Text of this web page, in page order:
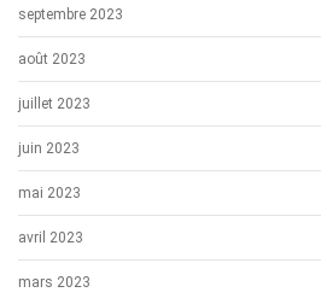
septembre 2023
août 2023
juillet 2023
juin 2023
mai 2023
avril 2023
mars 2023